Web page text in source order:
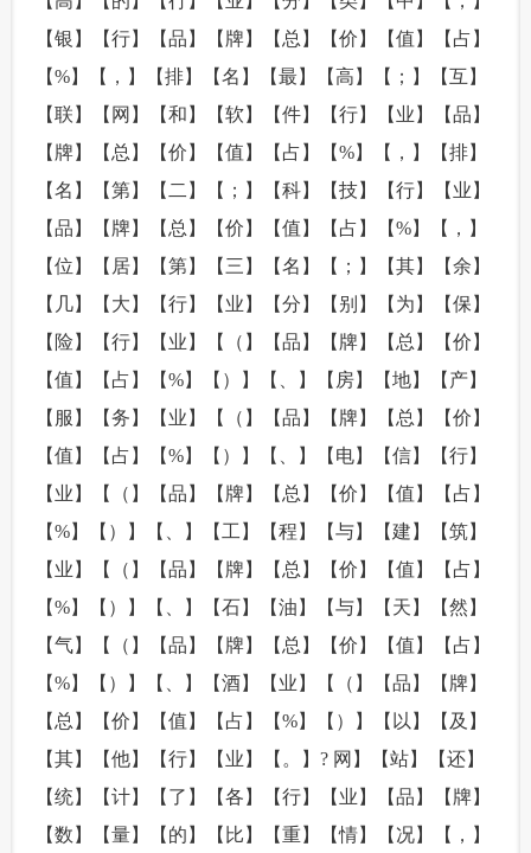
【银】【行】【品】【牌】【总】【价】【值】【占】
【%】【，】【排】【名】【最】【高】【；】【互】
【联】【网】【和】【软】【件】【行】【业】【品】
【牌】【总】【价】【值】【占】【%】【，】【排】
【名】【第】【二】【；】【科】【技】【行】【业】
【品】【牌】【总】【价】【值】【占】【%】【，】
【位】【居】【第】【三】【名】【；】【其】【余】
【几】【大】【行】【业】【分】【别】【为】【保】
【险】【行】【业】【（】【品】【牌】【总】【价】
【值】【占】【%】【）】【、】【房】【地】【产】
【服】【务】【业】【（】【品】【牌】【总】【价】
【值】【占】【%】【）】【、】【电】【信】【行】
【业】【（】【品】【牌】【总】【价】【值】【占】
【%】【）】【、】【工】【程】【与】【建】【筑】
【业】【（】【品】【牌】【总】【价】【值】【占】
【%】【）】【、】【石】【油】【与】【天】【然】
【气】【（】【品】【牌】【总】【价】【值】【占】
【%】【）】【、】【酒】【业】【（】【品】【牌】
【总】【价】【值】【占】【%】【）】【以】【及】
【其】【他】【行】【业】【。】? 网】【站】【还】
【统】【计】【了】【各】【行】【业】【品】【牌】
【数】【量】【的】【比】【重】【情】【况】【，】